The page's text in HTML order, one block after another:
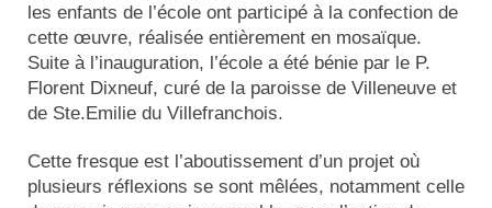
les enfants de l’école ont participé à la confection de
cette œuvre, réalisée entièrement en mosaïque.
Suite à l’inauguration, l’école a été bénie par le P.
Florent Dixneuf, curé de la paroisse de Villeneuve et
de Ste.Emilie du Villefranchois.
Cette fresque est l’aboutissement d’un projet où
plusieurs réflexions se sont mêlées, notamment celle